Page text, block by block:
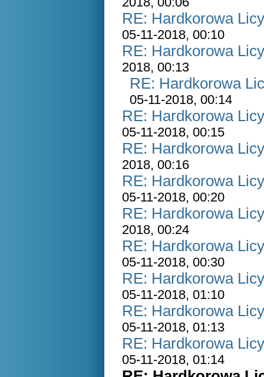
RE: Hardkorowa
05-11-2018, 00:10
RE: Hardkorowa
2018, 00:13
RE: Hardkorowa
05-11-2018, 00:14
RE: Hardkorowa
05-11-2018, 00:15
RE: Hardkorowa
2018, 00:16
RE: Hardkorowa
05-11-2018, 00:20
RE: Hardkorowa
2018, 00:24
RE: Hardkorowa
05-11-2018, 00:30
RE: Hardkorowa
05-11-2018, 01:10
RE: Hardkorowa
05-11-2018, 01:13
RE: Hardkorowa
05-11-2018, 01:14